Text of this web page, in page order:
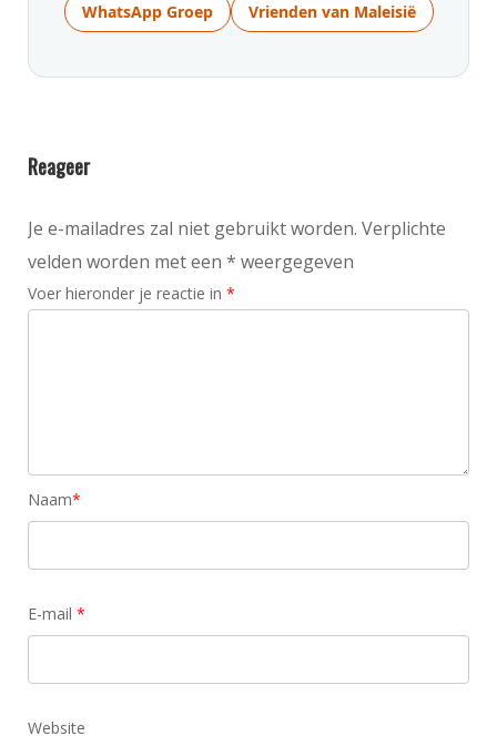
WhatsApp Groep Vrienden van Maleisië
Reageer
Je e-mailadres zal niet gebruikt worden. Verplichte
velden worden met een * weergegeven
Voer hieronder je reactie in *
Naam*
E-mail *
Website